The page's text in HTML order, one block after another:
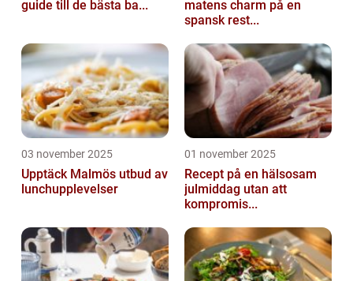
guide till de bästa ba...
matens charm på en
spansk rest...
03 november 2025
Upptäck Malmös utbud av
lunchupplevelser
01 november 2025
Recept på en hälsosam
julmiddag utan att
kompromis...